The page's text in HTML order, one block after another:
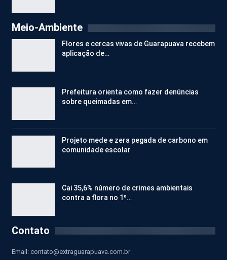
Meio-Ambiente
Flores e cercas vivas de Guarapuava recebem
aplicação de…
Prefeitura orienta como fazer denúncias
sobre queimadas em…
Projeto mede e zera pegada de carbono em
comunidade escolar
Cai 35,6% número de crimes ambientais
contra a flora no 1º…
Contato
Email: contato@extraguarapuava.com.br